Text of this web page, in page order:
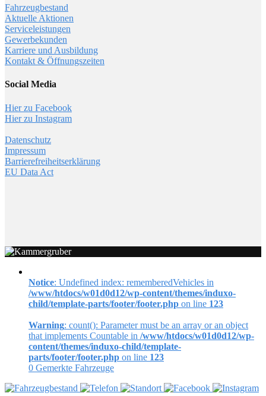
Fahrzeugbestand
Aktuelle Aktionen
Serviceleistungen
Gewerbekunden
Karriere und Ausbildung
Kontakt & Öffnungszeiten
Social Media
Hier zu Facebook
Hier zu Instagram
Datenschutz
Impressum
Barrierefreiheitserklärung
EU Data Act
Notice: Undefined index: rememberedVehicles in
/www/htdocs/w01d0d12/wp-content/themes/induxo-
child/template-parts/footer/footer.php on line 123
Warning: count(): Parameter must be an array or an object
that implements Countable in /www/htdocs/w01d0d12/wp-
content/themes/induxo-child/template-
parts/footer/footer.php on line 123
0 Gemerkte Fahrzeuge